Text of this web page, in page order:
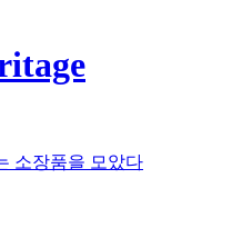
소장품을 모았다